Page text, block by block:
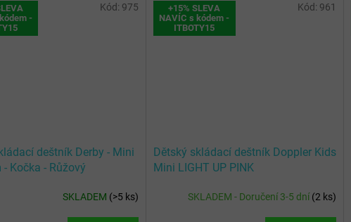
-
deštník Derby - Mini
Kočka - Růžový
SKLADEM (>5 ks)
Kód: 975
+15% SLEVA
NAVÍC s kódem -
ITBOTY15
Dětský skládací deštník Doppler Kids
Mini LIGHT UP PINK
SKLADEM - Doručení 3-5 dní(2 ks)
Kód: 961